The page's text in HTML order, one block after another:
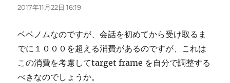
り:
2017年11月22日 16:19
ベベノムなのですが、会話を初めてから受け取るま
でに１０００を超える消費があるのですが、これは
この消費を考慮してtarget frame を自分で調整する
べきなのでしょうか。